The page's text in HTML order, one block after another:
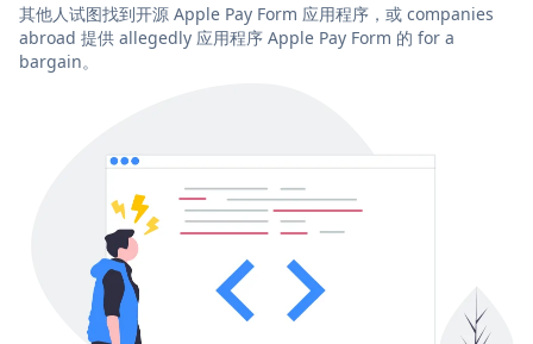
其他人试图找到开源 Apple Pay Form 应用程序，或 companies
abroad 提供 allegedly 应用程序 Apple Pay Form 的 for a
bargain。